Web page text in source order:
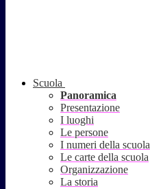
Scuola
Panoramica
Presentazione
I luoghi
Le persone
I numeri della scuola
Le carte della scuola
Organizzazione
La storia